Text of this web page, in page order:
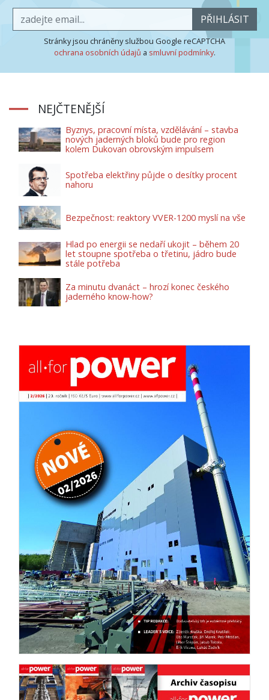
PŘIHLÁSIT
Stránky jsou chráněny službou Google reCAPTCHA
ochrana osobních údajů a smluvní podmínky.
NEJČTENĚJŠÍ
Byznys, pracovní místa, vzdělávání – stavba
nových jaderných bloků bude pro region
kolem Dukovan obrovským impulsem
Spotřeba elektřiny půjde o desítky procent
nahoru
Bezpečnost: reaktory VVER-1200 myslí na vše
Hlad po energii se nedaří ukojit – během 20
let stoupne spotřeba o třetinu, jádro bude
stále potřeba
Za minutu dvanáct – hrozí konec českého
jaderného know-how?